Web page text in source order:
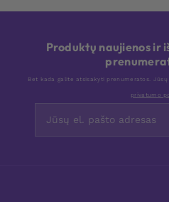
Produktų naujienos ir
Bet kada galite atsisakyti prenumeratos.
privatumo